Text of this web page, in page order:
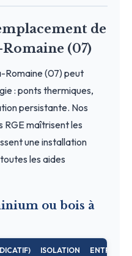
de
(07)
Romaine (07) peut
: ponts thermiques,
persistante. Nos
maîtrisent les
une installation
les aides
ou bois à
ISOLATION ENTRETIEN